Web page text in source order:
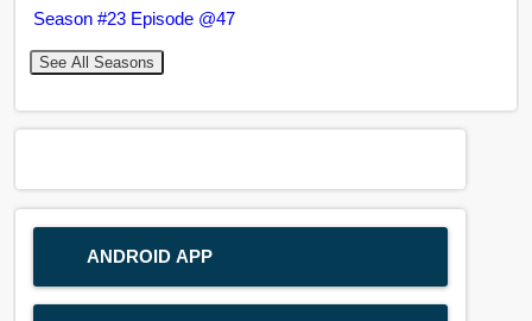
Season #23 Episode @47
See All Seasons
ANDROID APP